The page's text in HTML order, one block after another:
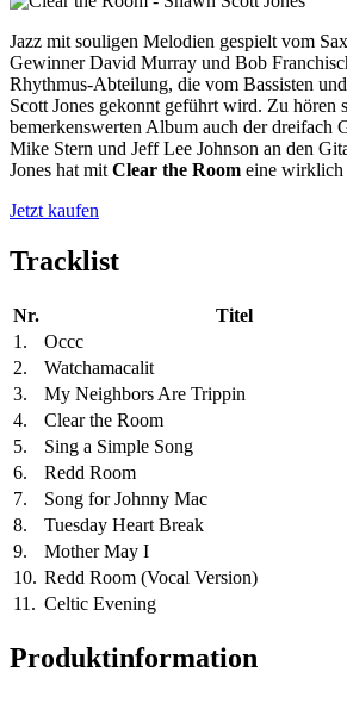
Jazz mit souligen Melodien gespielt vom
Gewinner David Murray und Bob
Rhythmus-Abteilung, die vom Bassisten
Scott Jones gekonnt geführt wird. Zu hören
bemerkenswerten Album auch der dreifach
Mike Stern und Jeff Lee Johnson an den
Jones hat mitClear the Room eine wirklich
Jetzt kaufen
Tracklist
Nr. Titel
1.
Occc
2.
Watchamacalit
3.
My Neighbors Are Trippin
4.
Clear the Room
5.
Sing a Simple Song
6.
Redd Room
7.
Song for Johnny Mac
8.
Tuesday Heart Break
9.
Mother May I
10. Redd Room (Vocal Version)
11. Celtic Evening
Produktinformation